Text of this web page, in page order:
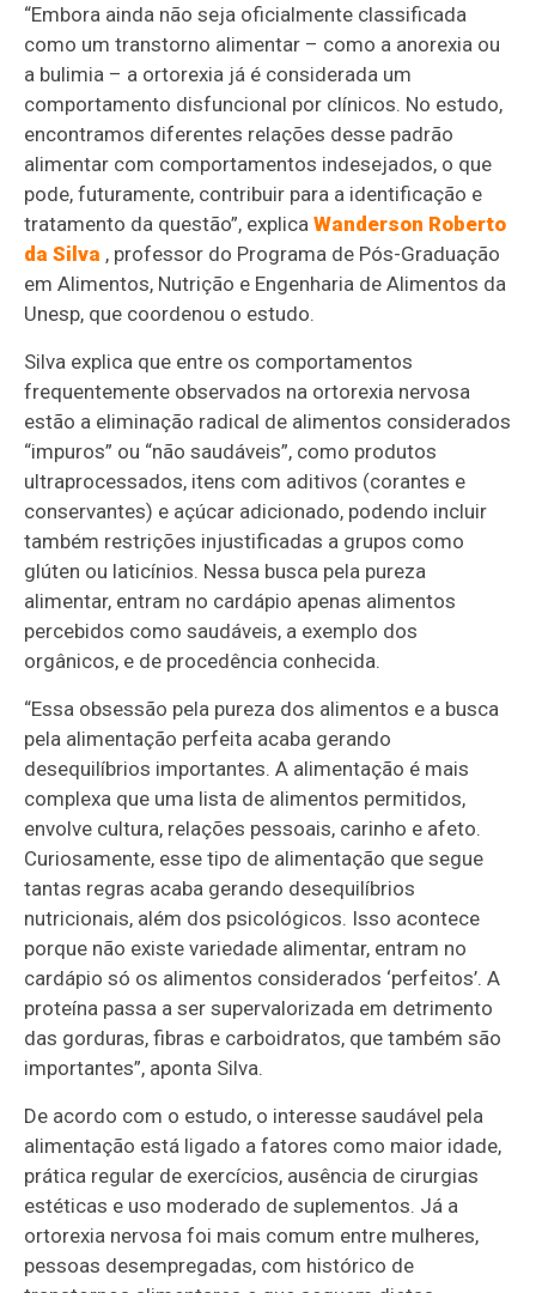
“Embora ainda não seja oficialmente classificada
como um transtorno alimentar – como a anorexia ou
a bulimia – a ortorexia já é considerada um
comportamento disfuncional por clínicos. No estudo,
encontramos diferentes relações desse padrão
alimentar com comportamentos indesejados, o que
pode, futuramente, contribuir para a identificação e
tratamento da questão”, explicaWanderson Roberto
da Silva , professor do Programa de Pós-Graduação
em Alimentos, Nutrição e Engenharia de Alimentos da
Unesp, que coordenou o estudo.
Silva explica que entre os comportamentos
frequentemente observados na ortorexia nervosa
estão a eliminação radical de alimentos considerados
“impuros” ou “não saudáveis”, como produtos
ultraprocessados, itens com aditivos (corantes e
conservantes) e açúcar adicionado, podendo incluir
também restrições injustificadas a grupos como
glúten ou laticínios. Nessa busca pela pureza
alimentar, entram no cardápio apenas alimentos
percebidos como saudáveis, a exemplo dos
orgânicos, e de procedência conhecida.
“Essa obsessão pela pureza dos alimentos e a busca
pela alimentação perfeita acaba gerando
desequilíbrios importantes. A alimentação é mais
complexa que uma lista de alimentos permitidos,
envolve cultura, relações pessoais, carinho e afeto.
Curiosamente, esse tipo de alimentação que segue
tantas regras acaba gerando desequilíbrios
nutricionais, além dos psicológicos. Isso acontece
porque não existe variedade alimentar, entram no
cardápio só os alimentos considerados ‘perfeitos’. A
proteína passa a ser supervalorizada em detrimento
das gorduras, fibras e carboidratos, que também são
importantes”, aponta Silva.
De acordo com o estudo, o interesse saudável pela
alimentação está ligado a fatores como maior idade,
prática regular de exercícios, ausência de cirurgias
estéticas e uso moderado de suplementos. Já a
ortorexia nervosa foi mais comum entre mulheres,
pessoas desempregadas, com histórico de